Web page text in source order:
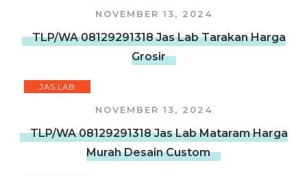
NOVEMBER 13, 2024
TLP/WA 08129291318 Jas Lab Tarakan Harga
Grosir
JAS LAB
NOVEMBER 13, 2024
TLP/WA 08129291318 Jas Lab Mataram Harga
Murah Desain Custom